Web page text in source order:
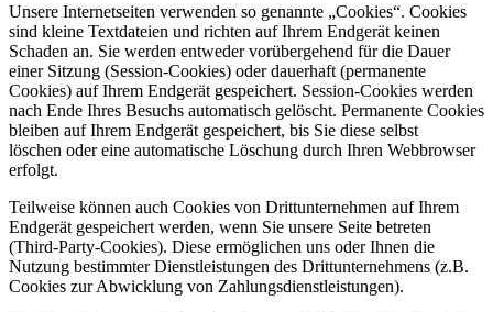
Unsere Internetseiten verwenden so genannte „Cookies“. Cookies
sind kleine Textdateien und richten auf Ihrem Endgerät keinen
Schaden an. Sie werden entweder vorübergehend für die Dauer
einer Sitzung (Session-Cookies) oder dauerhaft (permanente
Cookies) auf Ihrem Endgerät gespeichert. Session-Cookies werden
nach Ende Ihres Besuchs automatisch gelöscht. Permanente Cookies
bleiben auf Ihrem Endgerät gespeichert, bis Sie diese selbst
löschen oder eine automatische Löschung durch Ihren Webbrowser
erfolgt.
Teilweise können auch Cookies von Drittunternehmen auf Ihrem
Endgerät gespeichert werden, wenn Sie unsere Seite betreten
(Third-Party-Cookies). Diese ermöglichen uns oder Ihnen die
Nutzung bestimmter Dienstleistungen des Drittunternehmens (z.B.
Cookies zur Abwicklung von Zahlungsdienstleistungen).